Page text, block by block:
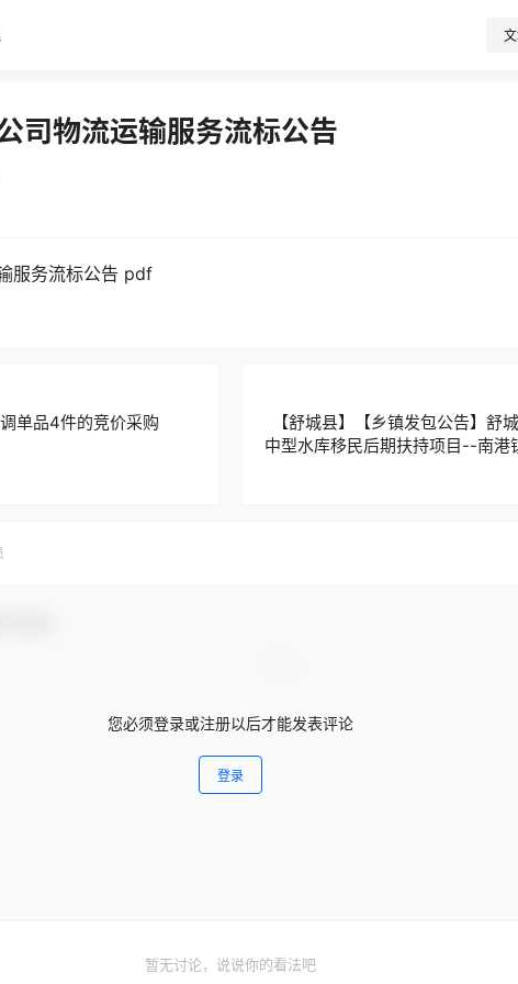
司物流运输服务流标公告
服务流标公告 pdf
单品4件的竞价采购
【舒城县】【乡镇发包公告】舒
中型水库移民后期扶持项目--南港
您必须登录或注册以后才能发表评论
登录
暂无讨论，说说你的看法吧